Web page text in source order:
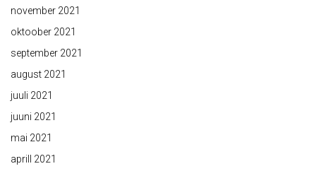
november 2021
oktoober 2021
september 2021
august 2021
juuli 2021
juuni 2021
mai 2021
aprill 2021